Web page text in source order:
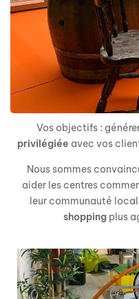
Vos objectifs :
privilégiée avec vos
Nous sommes
aider les centres
leur communauté
shopping plus